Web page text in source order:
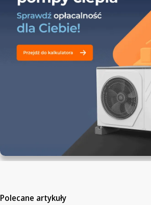
Polecane artykuły